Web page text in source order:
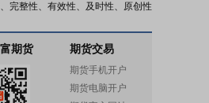
完整性、有效性、及时性、原创性